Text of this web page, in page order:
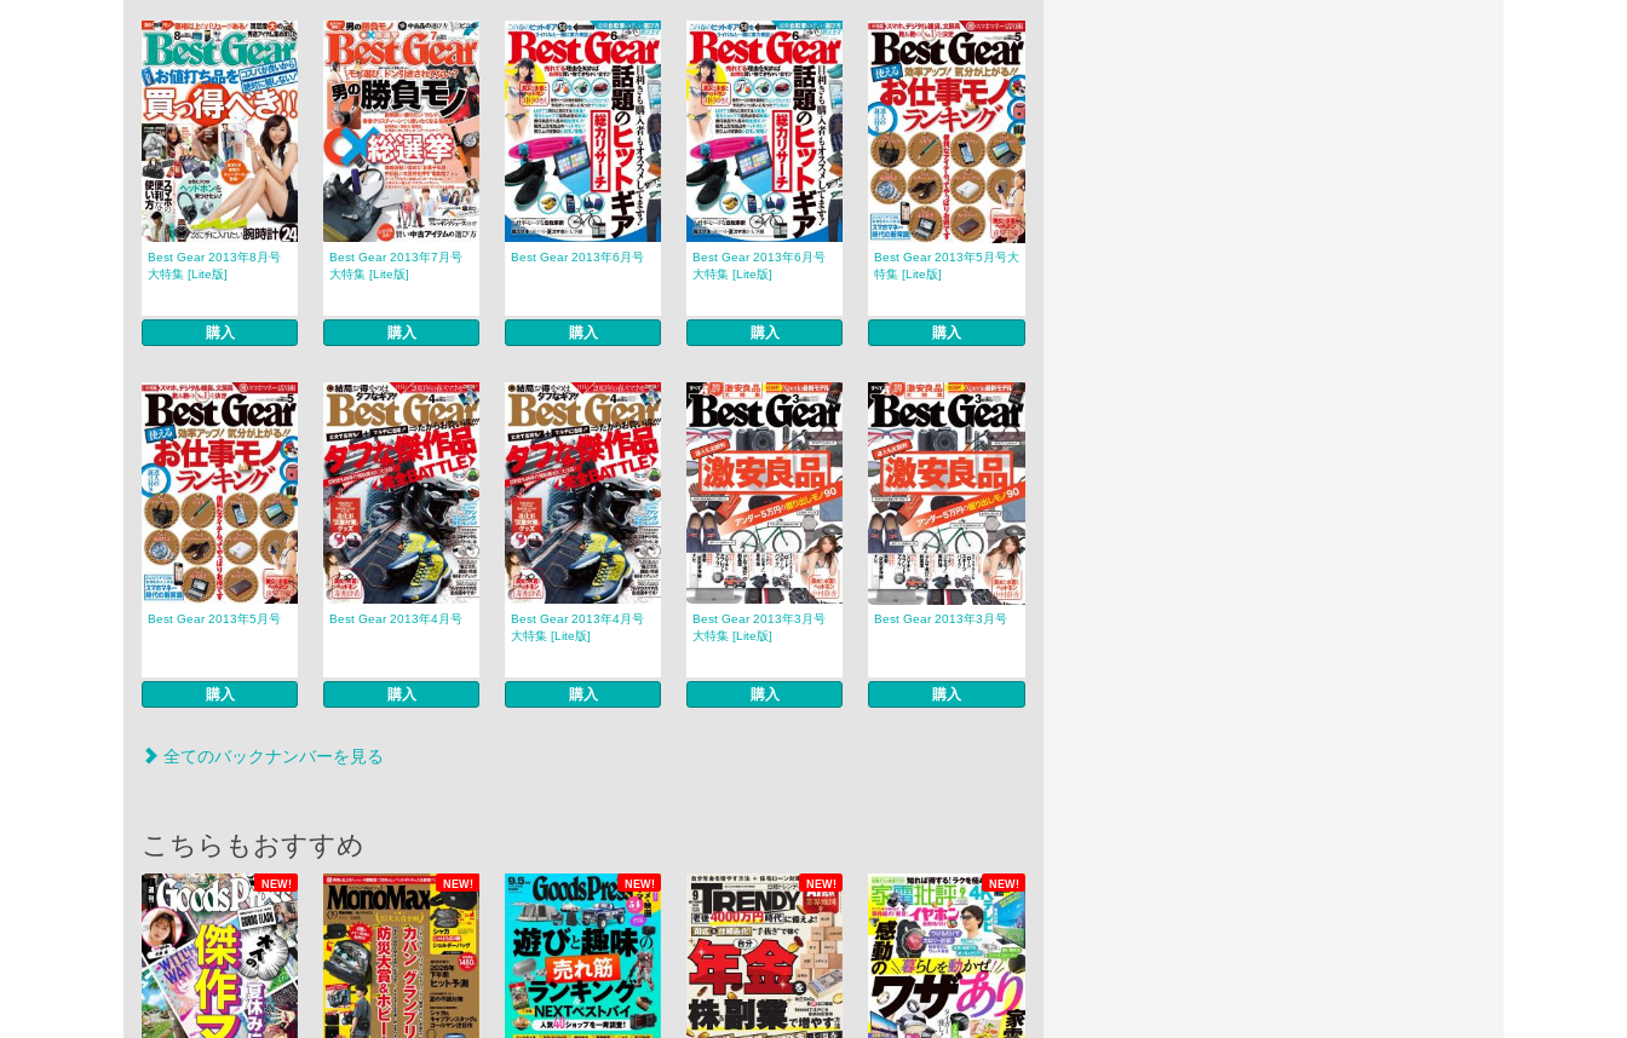
Best Gear 2013年8月号
大特集 [Lite版]
購入
Best Gear 2013年7月号
大特集 [Lite版]
購入
Best Gear 2013年6月号
購入
Best Gear 2013年6月号
大特集 [Lite版]
購入
Best Gear 2013年5月号大
特集 [Lite版]
購入
Best Gear 2013年5月号
購入
Best Gear 2013年4月号
購入
Best Gear 2013年4月号
大特集 [Lite版]
購入
Best Gear 2013年3月号
大特集 [Lite版]
購入
Best Gear 2013年3月号
購入
全てのバックナンバーを見る
こちらもおすすめ
NEW! NEW! NEW! NEW! NEW!